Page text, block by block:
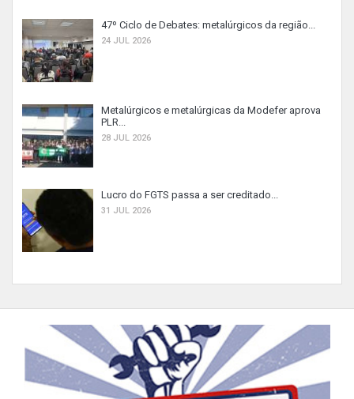
47º Ciclo de Debates: metalúrgicos da região...
24 JUL 2026
Metalúrgicos e metalúrgicas da Modefer aprova
PLR...
28 JUL 2026
Lucro do FGTS passa a ser creditado...
31 JUL 2026